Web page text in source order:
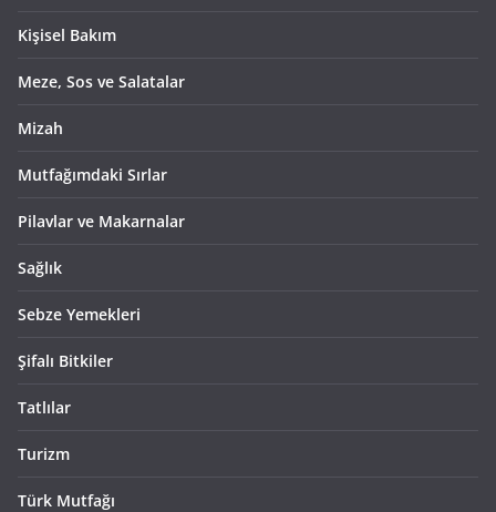
Kişisel Bakım
Meze, Sos ve Salatalar
Mizah
Mutfağımdaki Sırlar
Pilavlar ve Makarnalar
Sağlık
Sebze Yemekleri
Şifalı Bitkiler
Tatlılar
Turizm
Türk Mutfağı